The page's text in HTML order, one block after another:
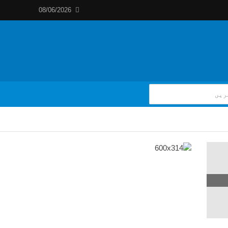
08/06/2026